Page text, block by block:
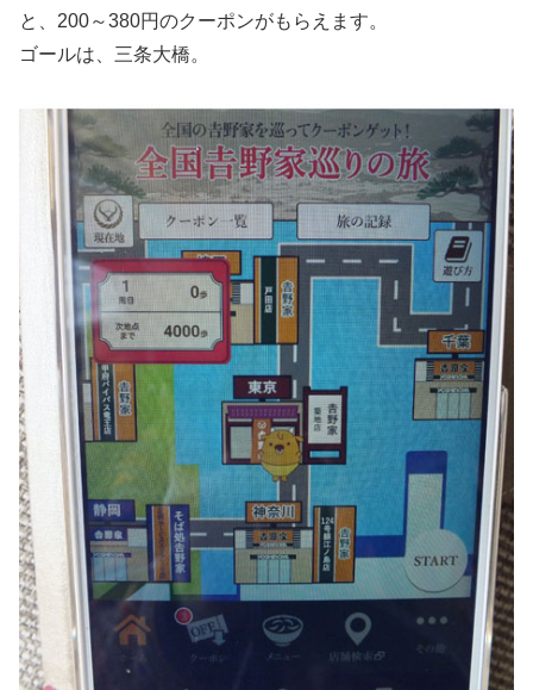
と、200～380円のクーポンがもらえます。
ゴールは、三条大橋。